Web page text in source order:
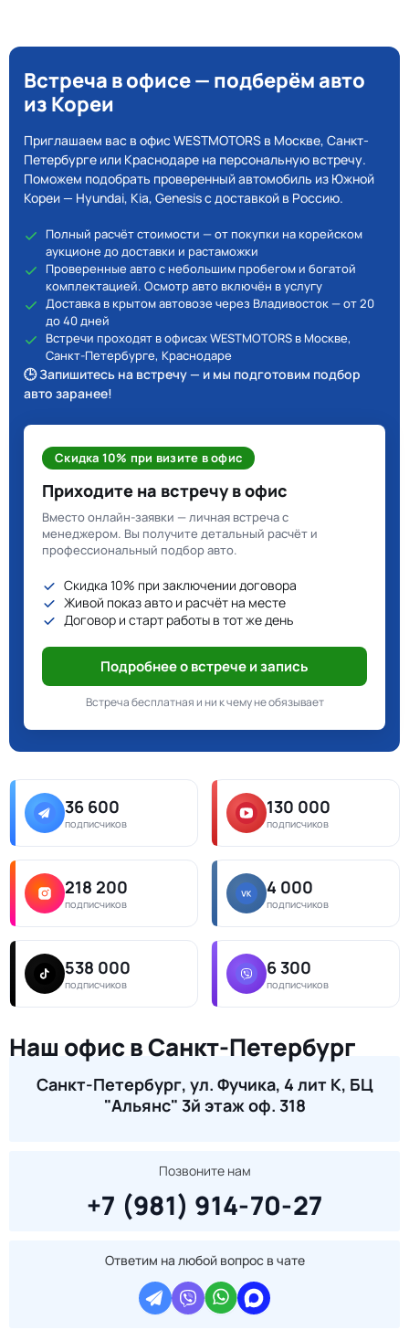
Встреча в офисе — подберём авто
из Кореи
Приглашаем вас в офис WESTMOTORS в Москве, Санкт-
Петербурге или Краснодаре на персональную встречу.
Поможем подобрать проверенный автомобиль из Южной
Кореи — Hyundai, Kia, Genesis с доставкой в Россию.
Полный расчёт стоимости — от покупки на корейском
аукционе до доставки и растаможки
Проверенные авто с небольшим пробегом и богатой
комплектацией. Осмотр авто включён в услугу
Доставка в крытом автовозе через Владивосток — от 20
до 40 дней
Встречи проходят в офисах WESTMOTORS в Москве,
Санкт-Петербурге, Краснодаре
🕒 Запишитесь на встречу — и мы подготовим подбор
авто заранее!
Скидка 10% при визите в офис
Приходите на встречу в офис
Вместо онлайн-заявки — личная встреча с
менеджером. Вы получите детальный расчёт и
профессиональный подбор авто.
Скидка 10% при заключении договора
Живой показ авто и расчёт на месте
Договор и старт работы в тот же день
Подробнее о встрече и запись
Встреча бесплатная и ни к чему не обязывает
36 600
подписчиков
130 000
подписчиков
218 200
подписчиков
4 000
подписчиков
538 000
подписчиков
6 300
подписчиков
Наш офис в Санкт-Петербург
Санкт-Петербург, ул. Фучика, 4 лит К, БЦ
"Альянс" 3й этаж оф. 318
Позвоните нам
+7 (981) 914-70-27
Ответим на любой вопрос в чате